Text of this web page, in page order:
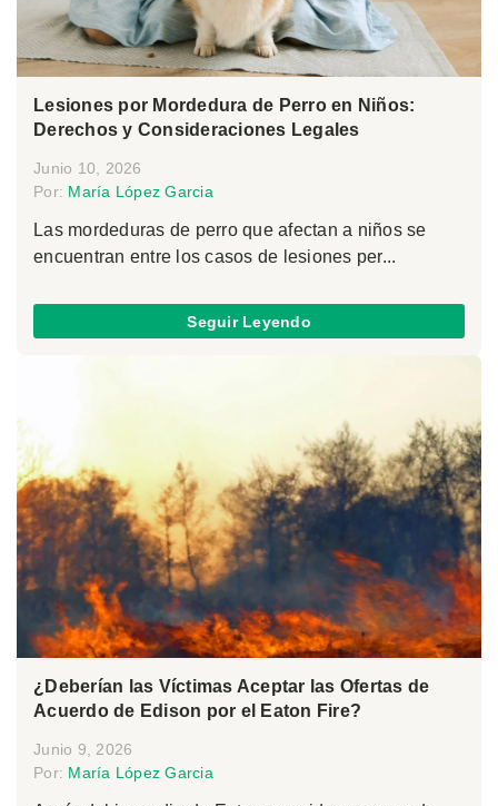
Lesiones por Mordedura de Perro en Niños:
Derechos y Consideraciones Legales
Junio 10, 2026
Por: María López Garcia
Las mordeduras de perro que afectan a niños se
encuentran entre los casos de lesiones per...
Seguir Leyendo
¿Deberían las Víctimas Aceptar las Ofertas de
Acuerdo de Edison por el Eaton Fire?
Junio 9, 2026
Por: María López Garcia